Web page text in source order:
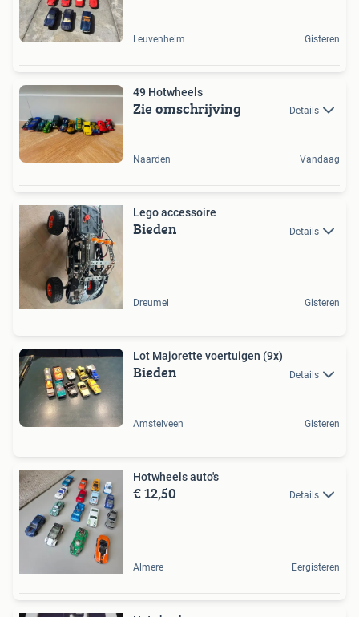
Leuvenheim Gisteren
49 Hotwheels
Zie omschrijving Details
Naarden Vandaag
Lego accessoire
Bieden Details
Dreumel Gisteren
Lot Majorette voertuigen (9x)
Bieden Details
Amstelveen Gisteren
Hotwheels auto's
€ 12,50 Details
Almere Eergisteren